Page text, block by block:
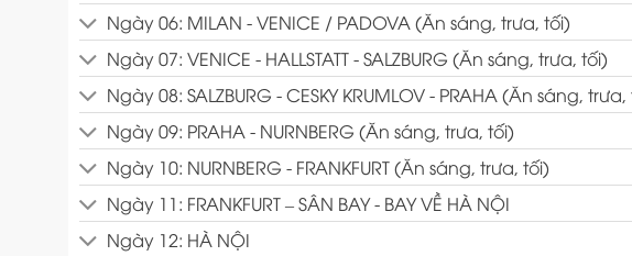
Ngày 06: MILAN - VENICE / PADOVA (Ăn sáng, trưa, tối)
Ngày 07: VENICE - HALLSTATT - SALZBURG (Ăn sáng, trưa, tối)
Ngày 08: SALZBURG - CESKY KRUMLOV - PRAHA (Ăn sáng,
Ngày 09: PRAHA - NURNBERG (Ăn sáng, trưa, tối)
Ngày 10: NURNBERG - FRANKFURT (Ăn sáng, trưa, tối)
Ngày 11: FRANKFURT – SÂN BAY - BAY VỀ HÀ NỘI
Ngày 12: HÀ NỘI